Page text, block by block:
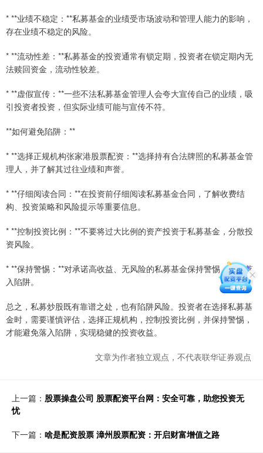
* **业绩不稳定：**私募基金的业绩受市场波动和管理人能力的影响，
存在业绩不稳定的风险。
* **流动性差：**私募基金的投资通常有锁定期，投资者在锁定期内无
法赎回资金，流动性较差。
* **虚假宣传：**一些不法私募基金管理人会夸大宣传自己的业绩，吸
引投资者投资，但实际业绩可能与宣传不符。
**如何避免陷阱：**
* **选择正规机构张家港股票配资：**选择持有合法牌照的私募基金管
理人，并了解其过往业绩和声誉。
* **仔细阅读合同：**在投资前仔细阅读私募基金合同，了解收费结
构、投资策略和风险提示等重要信息。
* **控制投资比例：**不要将过大比例的资产投资于私募基金，分散投
资风险。
* **保持警惕：**对承诺高收益、无风险的私募基金保持警惕，避免落
入陷阱。
总之，私募炒股既有靠谱之处，也有陷阱风险。投资者在选择私募基
金时，需要谨慎评估，选择正规机构，控制投资比例，并保持警惕，
才能避免落入陷阱，实现稳健的投资收益。
文章为作者独立观点，不代表联华证券观点
上一篇： 股票操盘公司 股票配资平台网：安全可靠，助您投资无
忧
下一篇： 啥是配资股票 漳州股票配资：开启财富增值之路